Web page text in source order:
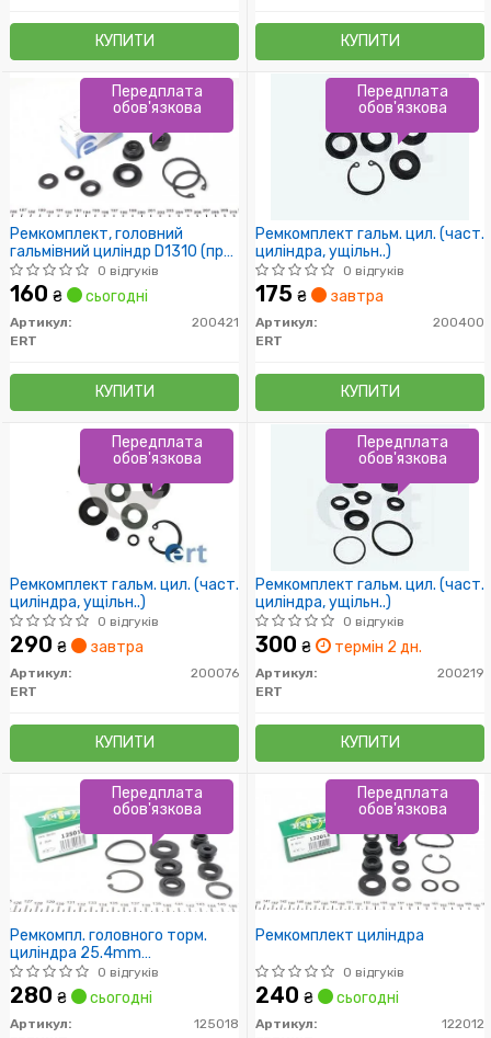
КУПИТИ КУПИТИ
Ремкомплект, головний
гальмівний циліндр D1310 (пр-
во ERT)
0 відгуків
160 ₴ сьогодні
Артикул:
200421
ERT
КУПИТИ
Передплата
обов'язкова
Ремкомплект гальм. цил. (част.
циліндра, ущільн..)
0 відгуків
175 ₴ завтра
Артикул:
200400
ERT
КУПИТИ
Передплата
обов'язкова
Ремкомплект гальм. цил. (част.
циліндра, ущільн..)
0 відгуків
290 ₴ завтра
Артикул:
200076
ERT
КУПИТИ
Передплата
обов'язкова
Ремкомплект гальм. цил. (част.
циліндра, ущільн..)
0 відгуків
300 ₴ термін 2 дн.
Артикул:
200219
ERT
КУПИТИ
Передплата
обов'язкова
Ремкомпл. головного торм.
циліндра 25.4mm
Ducato/Boxer/Jumper 1.8t (-
ABS) 94>
0 відгуків
280 ₴ сьогодні
Артикул:
125018
Передплата
обов'язкова
Ремкомплект циліндра
0 відгуків
240 ₴ сьогодні
Артикул:
122012
Передплата
обов'язкова